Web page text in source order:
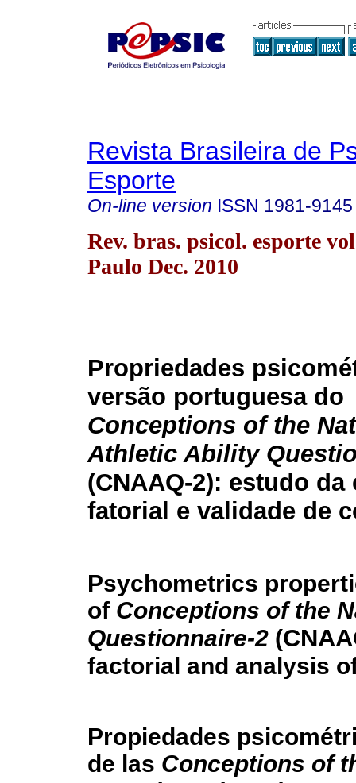
Revista Brasileira de
Esporte
On-line version ISSN 1981-9145
Rev. bras. psicol. esporte
Paulo Dec. 2010
Propriedades
versão portuguesa do
Conceptions of the
Athletic Ability
(CNAAQ-2): estudo da
fatorial e validade de
Psychometrics
of Conceptions of the
Questionnaire-2 (
factorial and analysis
Propiedades
de las Conceptions of